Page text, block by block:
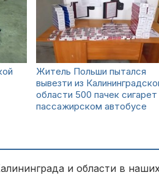
Житель Польши пытался
вывезти из
области 500 пачек сигарет
пассажирском автобусе
и области в